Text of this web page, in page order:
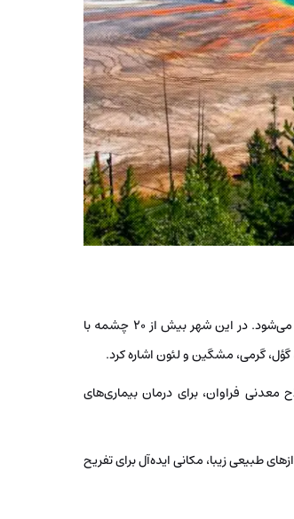
سرعین، شهری در استان اردبیل، به عنوان پایتخت چشمه های آب گرم ایران شناخته می‌شود. در این شهر بیش از 20 چشمه با
گرمی، مشگین و لئون اشاره کرد.
فراوان، برای درمان بیماری‌های
طبیعی زیبا، مکانی ایده‌آل برای تفریح